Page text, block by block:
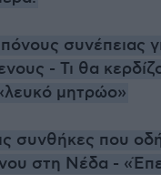
συνέπειας
- Τι θα
μητρώο»
συνθήκες που
στη Νέδα -